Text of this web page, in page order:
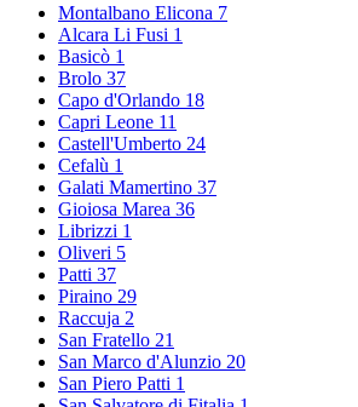
Montalbano Elicona 7
Alcara Li Fusi 1
Basicò 1
Brolo 37
Capo d'Orlando 18
Capri Leone 11
Castell'Umberto 24
Cefalù 1
Galati Mamertino 37
Gioiosa Marea 36
Librizzi 1
Oliveri 5
Patti 37
Piraino 29
Raccuja 2
San Fratello 21
San Marco d'Alunzio 20
San Piero Patti 1